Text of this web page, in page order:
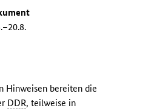
Hinweisen bereiten die
DDR, teilweise in